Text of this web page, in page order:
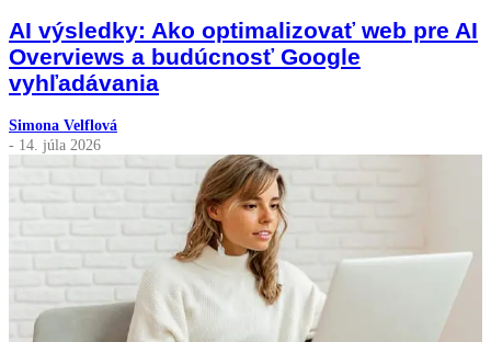
AI výsledky: Ako optimalizovať web pre AI
Overviews a budúcnosť Google
vyhľadávania
Simona Velflová
- 14. júla 2026